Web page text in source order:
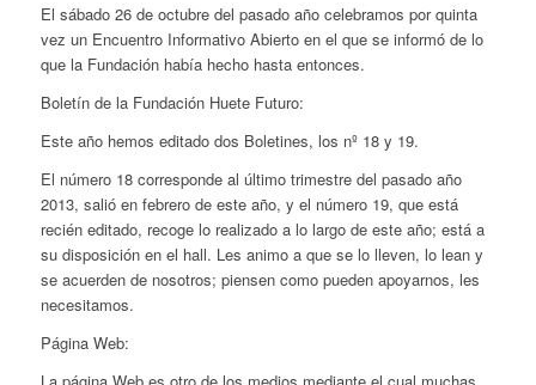
El sábado 26 de octubre del pasado año celebramos por quinta
vez un Encuentro Informativo Abierto en el que se informó de lo
que la Fundación había hecho hasta entonces.
Boletín de la Fundación Huete Futuro:
Este año hemos editado dos Boletines, los nº 18 y 19.
El número 18 corresponde al último trimestre del pasado año
2013, salió en febrero de este año, y el número 19, que está
recién editado, recoge lo realizado a lo largo de este año; está a
su disposición en el hall. Les animo a que se lo lleven, lo lean y
se acuerden de nosotros; piensen como pueden apoyarnos, les
necesitamos.
Página Web: